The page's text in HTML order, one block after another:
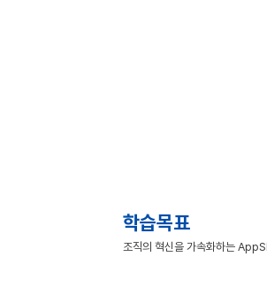
학습목표
조직의 혁신을 가속화하는